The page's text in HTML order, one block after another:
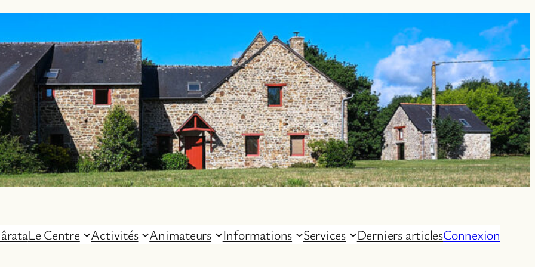
Le Centre Activités Animateurs Informations Services Derniers articlesConnexion